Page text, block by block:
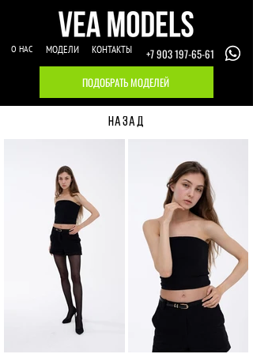
О НАС МОДЕЛИ КОНТАКТЫ
+7 903 197-65-61
ПОДОБРАТЬ МОДЕЛЕЙ
НАЗАД